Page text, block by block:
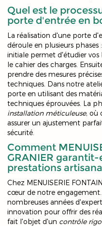
Quel est le
porte d'entrée en
La réalisation d'une porte
déroule en plusieurs
initiale permet d'étudier vos
le cahier des charges.
prendre des mesures
techniques. Dans notre
porte en utilisant des
techniques éprouvées. La
installation méticuleuse, où
assurer un ajustement
sécurité.
Comment
GRANIER garantit-
prestations
Chez MENUISERIE
cœur de notre engagement.
nombreuses années
innovation pour offrir des
fait l'objet d'un contrôle